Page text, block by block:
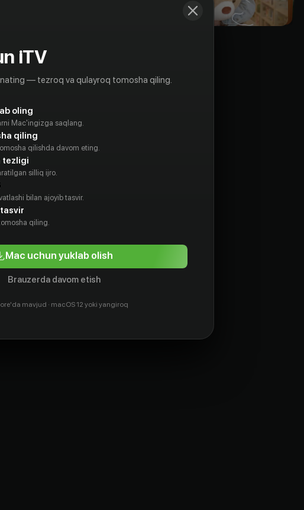
iTV
— tezroq va qulayroq tomosha qiling.
oling
Mac'ingizga saqlang.
qiling
qilishda davom eting.
tezligi
silliq ijro.
bilan ajoyib tasvir.
qiling.
Mac uchun yuklab olish
Brauzerda davom etish
mavjud · macOS 12 yoki yangiroq